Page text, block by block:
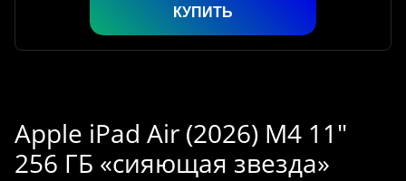
КУПИТЬ
Apple iPad Air (2026) M4 11"
256 ГБ «сияющая звезда»